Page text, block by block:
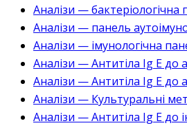
Аналізи — бактеріологічна
Аналізи — панель
Аналізи — імунологічна
Аналізи — Антитіла Ig E до
Аналізи — Антитіла Ig E до
Аналізи — Культуральні
Аналізи — Антитіла Ig E до